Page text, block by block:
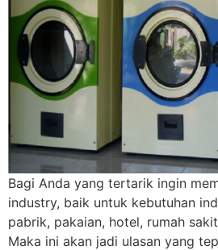
Bagi Anda yang tertarik ingin
industry, baik untuk kebutuhan
pabrik, pakaian, hotel, rumah
Maka ini akan jadi ulasan yang